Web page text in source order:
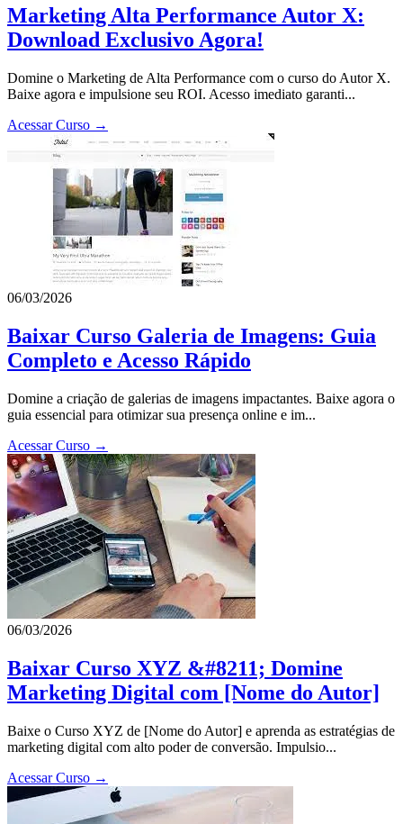
Marketing Alta Performance Autor X:
Download Exclusivo Agora!
Domine o Marketing de Alta Performance com o curso do Autor X.
Baixe agora e impulsione seu ROI. Acesso imediato garanti...
Acessar Curso →
06/03/2026
Baixar Curso Galeria de Imagens: Guia
Completo e Acesso Rápido
Domine a criação de galerias de imagens impactantes. Baixe agora o
guia essencial para otimizar sua presença online e im...
Acessar Curso →
06/03/2026
Baixar Curso XYZ &#8211; Domine
Marketing Digital com [Nome do Autor]
Baixe o Curso XYZ de [Nome do Autor] e aprenda as estratégias de
marketing digital com alto poder de conversão. Impulsio...
Acessar Curso →